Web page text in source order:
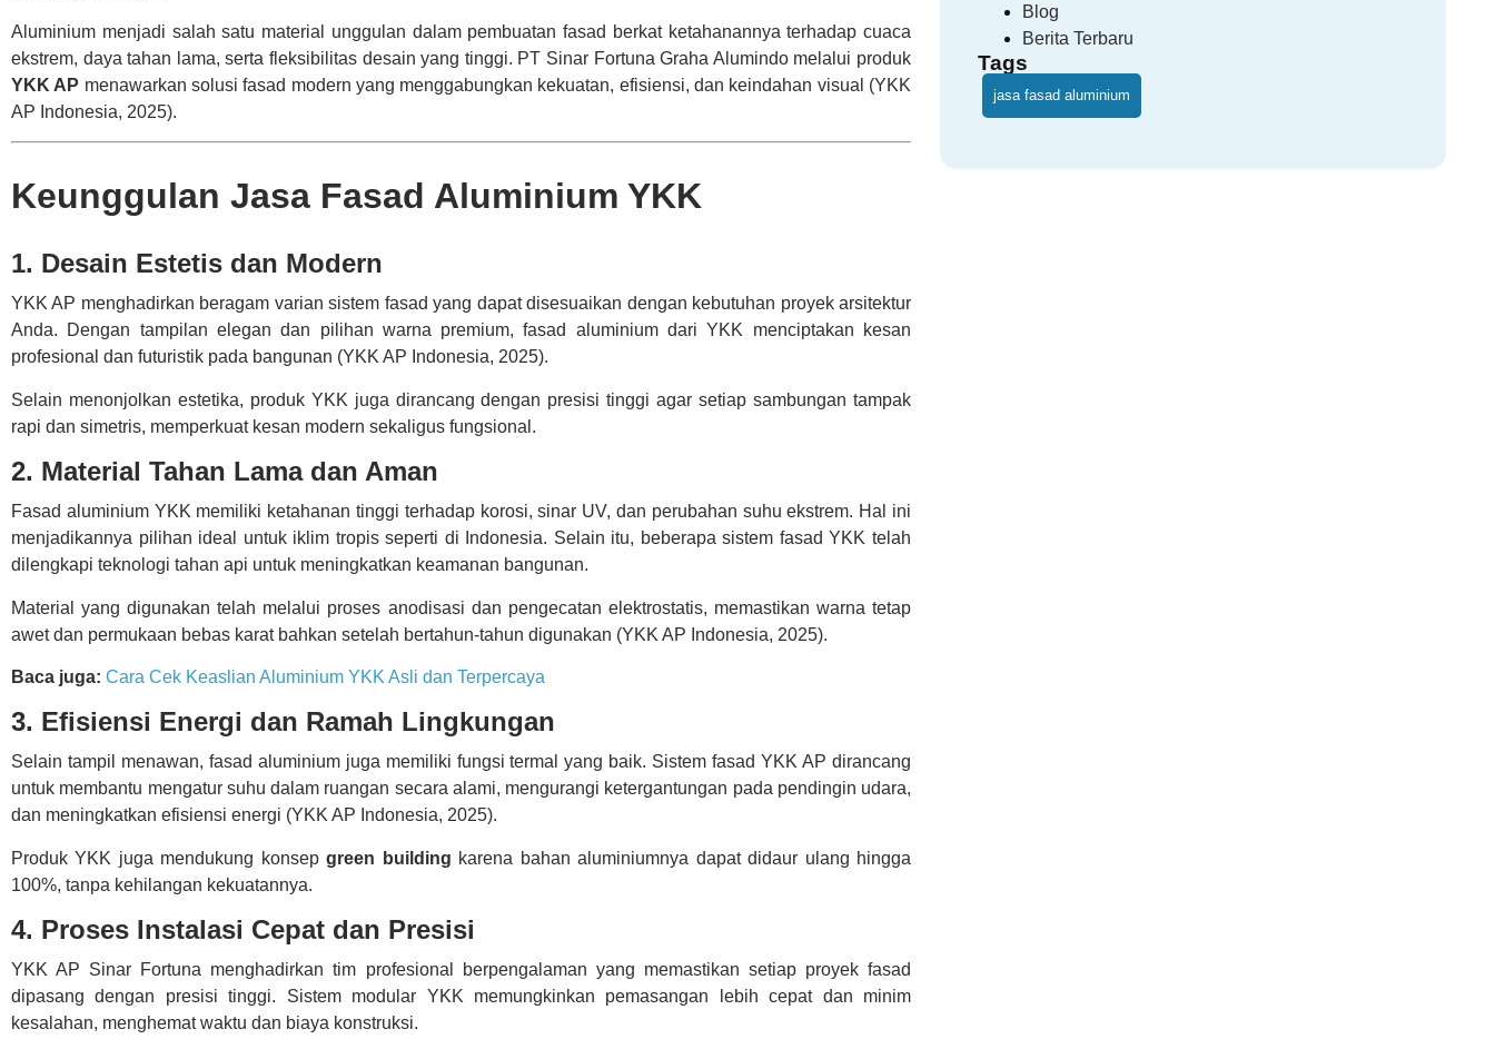
Aluminium menjadi salah satu material unggulan dalam pembuatan fasad berkat ketahanannya terhadap cuaca
ekstrem, daya tahan lama, serta fleksibilitas desain yang tinggi. PT Sinar Fortuna Graha Alumindo melalui produk
YKK AP menawarkan solusi fasad modern yang menggabungkan kekuatan, efisiensi, dan keindahan visual (YKK
AP Indonesia, 2025).
Keunggulan Jasa Fasad Aluminium YKK
1. Desain Estetis dan Modern
YKK AP menghadirkan beragam varian sistem fasad yang dapat disesuaikan dengan kebutuhan proyek arsitektur
Anda. Dengan tampilan elegan dan pilihan warna premium, fasad aluminium dari YKK menciptakan kesan
profesional dan futuristik pada bangunan (YKK AP Indonesia, 2025).
Selain menonjolkan estetika, produk YKK juga dirancang dengan presisi tinggi agar setiap sambungan tampak
rapi dan simetris, memperkuat kesan modern sekaligus fungsional.
2. Material Tahan Lama dan Aman
Fasad aluminium YKK memiliki ketahanan tinggi terhadap korosi, sinar UV, dan perubahan suhu ekstrem. Hal ini
menjadikannya pilihan ideal untuk iklim tropis seperti di Indonesia. Selain itu, beberapa sistem fasad YKK telah
dilengkapi teknologi tahan api untuk meningkatkan keamanan bangunan.
Material yang digunakan telah melalui proses anodisasi dan pengecatan elektrostatis, memastikan warna tetap
awet dan permukaan bebas karat bahkan setelah bertahun-tahun digunakan (YKK AP Indonesia, 2025).
Baca juga: Cara Cek Keaslian Aluminium YKK Asli dan Terpercaya
3. Efisiensi Energi dan Ramah Lingkungan
Selain tampil menawan, fasad aluminium juga memiliki fungsi termal yang baik. Sistem fasad YKK AP dirancang
untuk membantu mengatur suhu dalam ruangan secara alami, mengurangi ketergantungan pada pendingin udara,
dan meningkatkan efisiensi energi (YKK AP Indonesia, 2025).
Produk YKK juga mendukung konsepgreen building karena bahan aluminiumnya dapat didaur ulang hingga
100%, tanpa kehilangan kekuatannya.
4. Proses Instalasi Cepat dan Presisi
YKK AP Sinar Fortuna menghadirkan tim profesional berpengalaman yang memastikan setiap proyek fasad
dipasang dengan presisi tinggi. Sistem modular YKK memungkinkan pemasangan lebih cepat dan minim
kesalahan, menghemat waktu dan biaya konstruksi.
Blog
Berita Terbaru
Tags
jasa fasad aluminium